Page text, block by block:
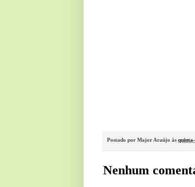
Postado por Major Araújo às
Nenhum